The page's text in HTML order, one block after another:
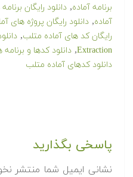
برنامه آماده, دانلود رایگان
آماده, دانلود رایگان پروژه های
رایگان کد های آماده متلب,
Extraction
, دانلود کدها و برنامه
دانلود کدهای آماده متلب
پاسخی بگذارید
نشانی ایمیل شما منتشر